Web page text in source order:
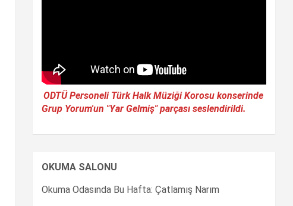
ODTÜ Personeli Türk Halk Müziği Korosu konserinde
Grup Yorum'un "Yar Gelmiş" parçası seslendirildi.
OKUMA SALONU
Okuma Odasında Bu Hafta: Çatlamış Narım